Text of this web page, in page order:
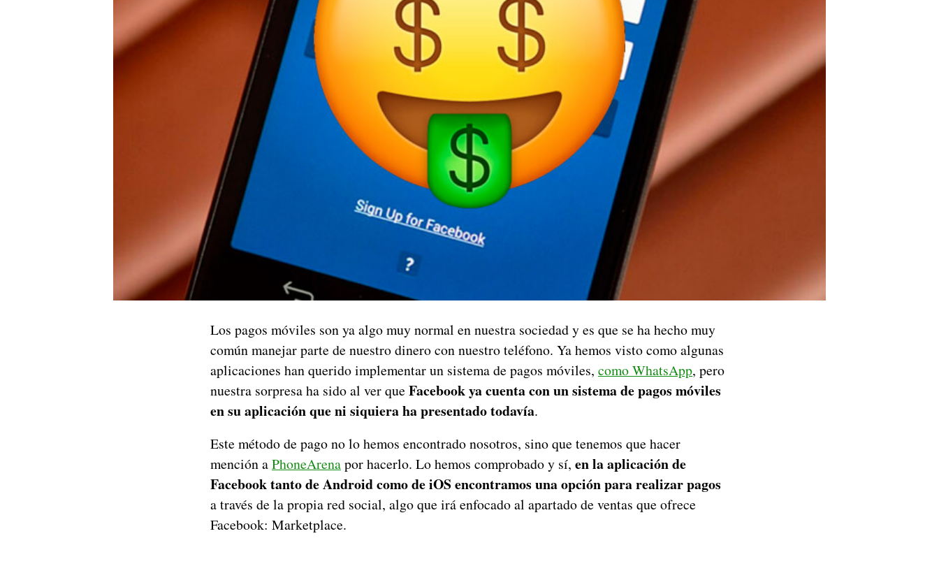
Los pagos móviles son ya algo muy normal en nuestra sociedad y es que se ha hecho muy
común manejar parte de nuestro dinero con nuestro teléfono. Ya hemos visto como algunas
aplicaciones han querido implementar un sistema de pagos móviles, como WhatsApp, pero
nuestra sorpresa ha sido al ver que Facebook ya cuenta con un sistema de pagos móviles
en su aplicación que ni siquiera ha presentado todavía.
Este método de pago no lo hemos encontrado nosotros, sino que tenemos que hacer
mención aPhoneArenapor hacerlo. Lo hemos comprobado y sí, en la aplicación de
Facebook tanto de Android como de iOS encontramos una opción para realizar pagos
a través de la propia red social, algo que irá enfocado al apartado de ventas que ofrece
Facebook: Marketplace.